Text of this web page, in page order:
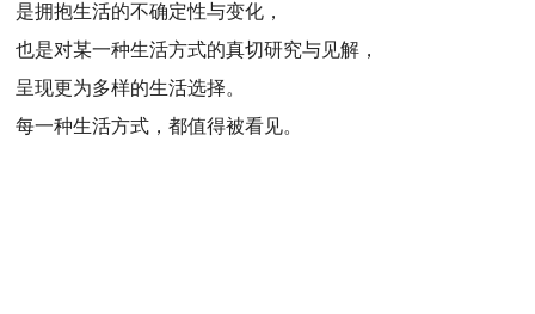
是拥抱生活的不确定性与变化，
也是对某一种生活方式的真切研究与见解，
呈现更为多样的生活选择。
每一种生活方式，都值得被看见。